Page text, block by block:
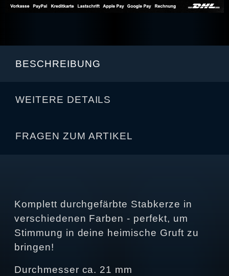
BESCHREIBUNG
WEITERE DETAILS
FRAGEN ZUM ARTIKEL
Komplett durchgefärbte Stabkerze in
verschiedenen Farben - perfekt, um
Stimmung in deine heimische Gruft zu
bringen!
Durchmesser ca. 21 mm